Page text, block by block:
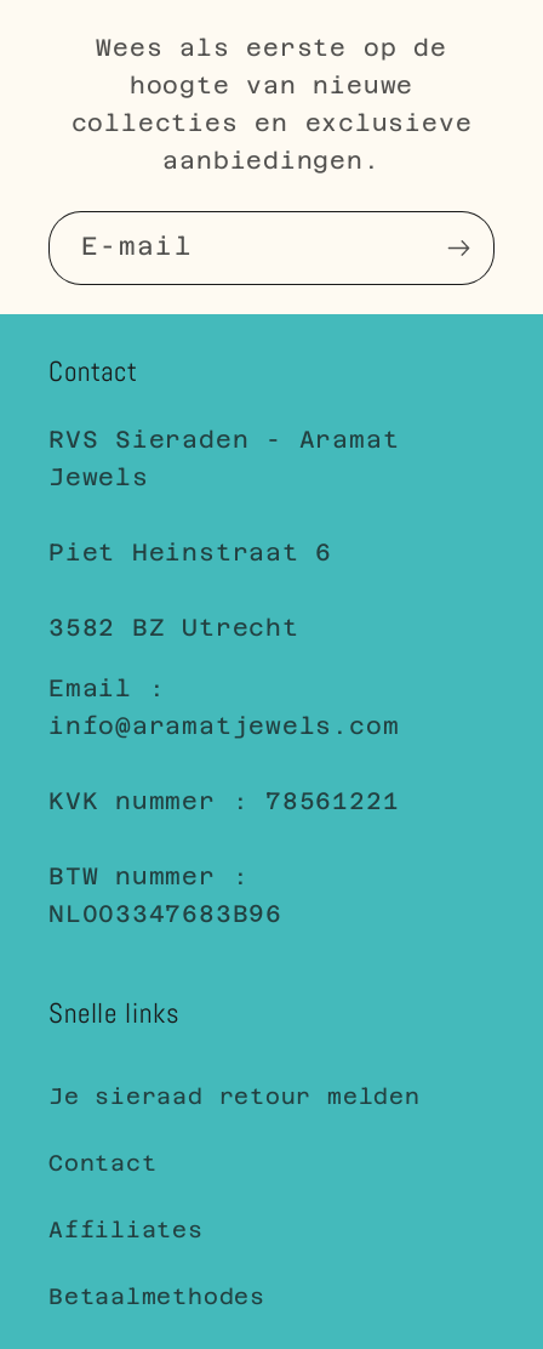
Wees als eerste op de
hoogte van nieuwe
collecties en exclusieve
aanbiedingen.
E‑mail
Contact
RVS Sieraden - Aramat
Jewels
Piet Heinstraat 6
3582 BZ Utrecht
Email :
info@aramatjewels.com
KVK nummer : 78561221
BTW nummer :
NL003347683B96
Snelle links
Je sieraad retour melden
Contact
Affiliates
Betaalmethodes